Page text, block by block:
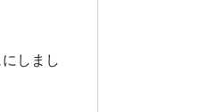
しまし